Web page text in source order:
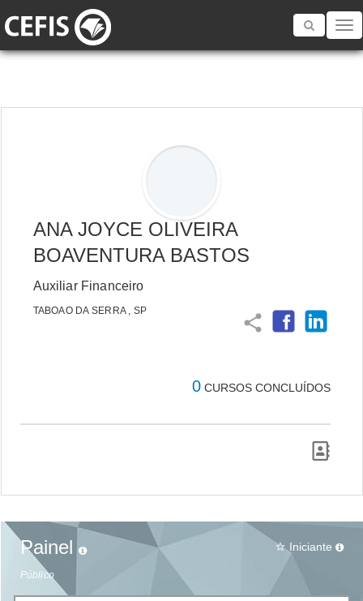
Toggle
ANA JOYCE OLIVEIRA
BOAVENTURA BASTOS
Auxiliar Financeiro
TABOAO DA SERRA , SP
share
0 CURSOS CONCLUÍDOS
Painel
Público
star_border Iniciante